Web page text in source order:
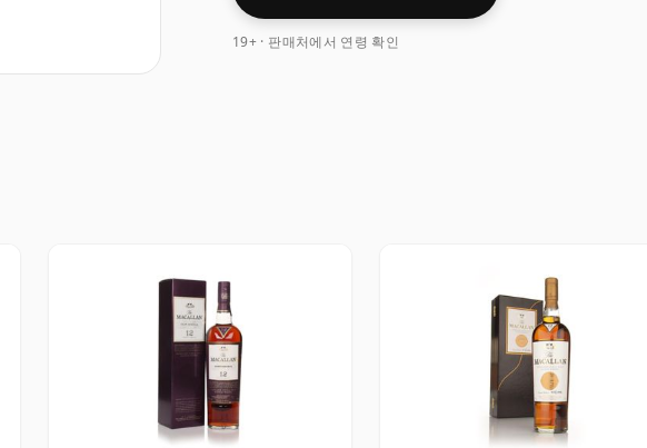
19+ · 판매처에서 연령 확인